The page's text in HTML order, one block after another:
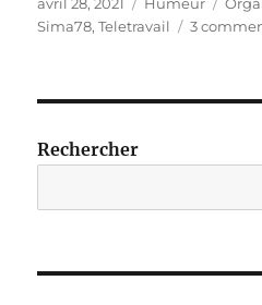
le
Sima78,Teletravail 3
Rechercher